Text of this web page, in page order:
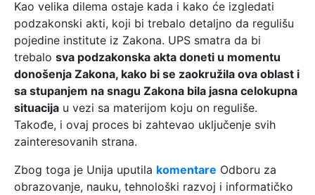
Kao velika dilema ostaje kada i kako će izgledati
podzakonski akti, koji bi trebalo detaljno da regulišu
pojedine institute iz Zakona. UPS smatra da bi
trebalo sva podzakonska akta doneti u momentu
donošenja Zakona, kako bi se zaokružila ova oblast i
sa stupanjem na snagu Zakona bila jasna celokupna
situacija u vezi sa materijom koju on reguliše.
Takođe, i ovaj proces bi zahtevao uključenje svih
zainteresovanih strana.
Zbog toga je Unija uputila komentare Odboru za
obrazovanje, nauku, tehnološki razvoj i informatičko